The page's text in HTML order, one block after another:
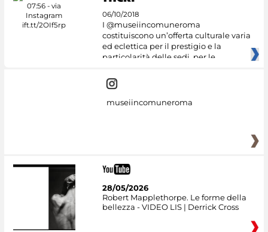
06/10/2018
I @museiincomuneroma
costituiscono un’offerta culturale varia
ed eclettica per il prestigio e la
particolarità delle sedi, per le
museiincomuneroma
28/05/2026
Robert Mapplethorpe. Le forme della
bellezza - VIDEO LIS | Derrick Cross